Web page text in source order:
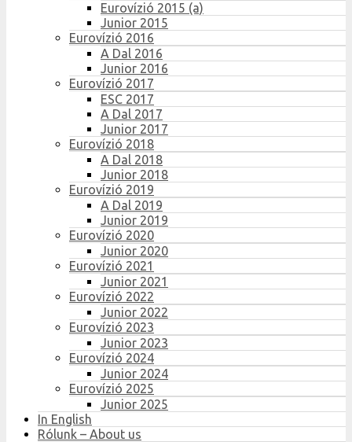
Eurovízió 2015 (a)
Junior 2015
Eurovízió 2016
A Dal 2016
Junior 2016
Eurovízió 2017
ESC 2017
A Dal 2017
Junior 2017
Eurovízió 2018
A Dal 2018
Junior 2018
Eurovízió 2019
A Dal 2019
Junior 2019
Eurovízió 2020
Junior 2020
Eurovízió 2021
Junior 2021
Eurovízió 2022
Junior 2022
Eurovízió 2023
Junior 2023
Eurovízió 2024
Junior 2024
Eurovízió 2025
Junior 2025
In English
Rólunk – About us